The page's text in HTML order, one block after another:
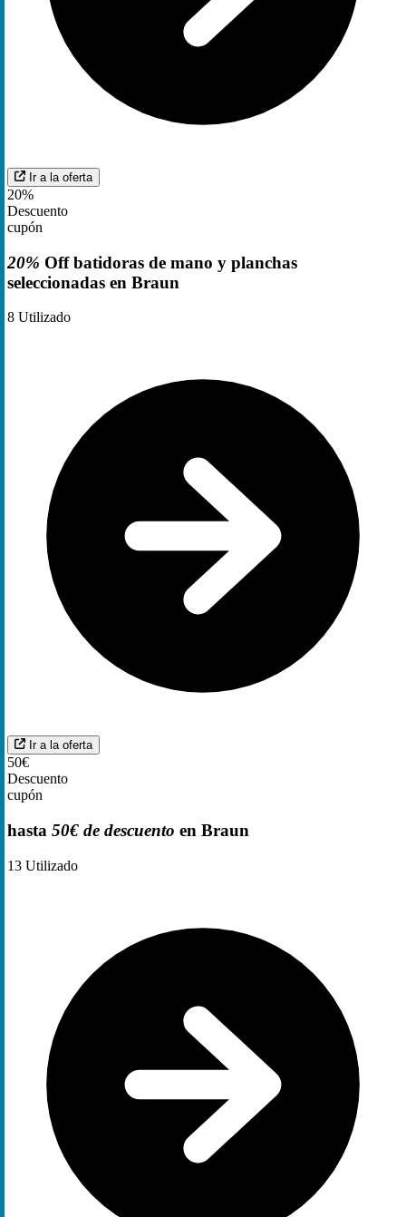
Ir a la oferta
20%
Descuento
cupón
20% Off batidoras de mano y planchas
seleccionadas en Braun
8 Utilizado
Ir a la oferta
50€
Descuento
cupón
hasta 50€ de descuento en Braun
13 Utilizado